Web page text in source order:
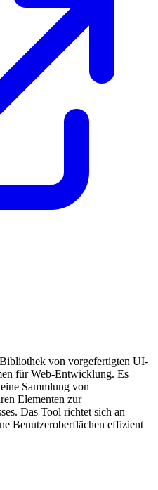
von vorgefertigten UI-
für Web-Entwicklung. Es
Sammlung von
Elementen zur
Das Tool richtet sich an
Benutzeroberflächen effizient